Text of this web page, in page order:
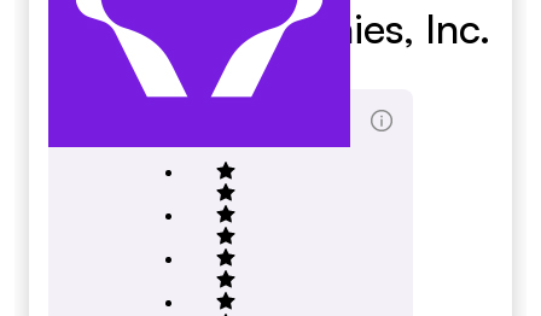
Bankier Companies, Inc.
bankier.com